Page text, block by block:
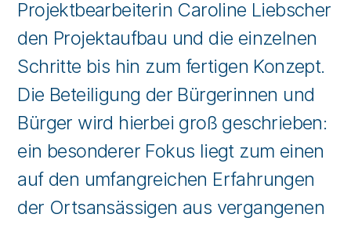
Projektbearbeiterin Caroline Liebscher
den Projektaufbau und die einzelnen
Schritte bis hin zum fertigen Konzept.
Die Beteiligung der Bürgerinnen und
Bürger wird hierbei groß geschrieben:
ein besonderer Fokus liegt zum einen
auf den umfangreichen Erfahrungen
der Ortsansässigen aus vergangenen